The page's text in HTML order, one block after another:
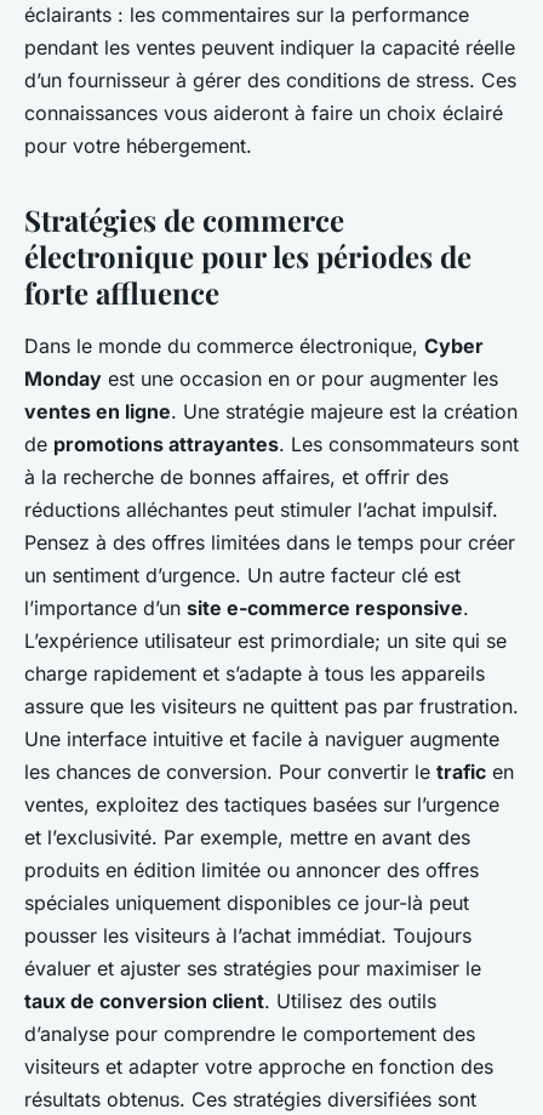
éclairants : les commentaires sur la performance
pendant les ventes peuvent indiquer la capacité réelle
d’un fournisseur à gérer des conditions de stress. Ces
connaissances vous aideront à faire un choix éclairé
pour votre hébergement.
Stratégies de commerce
électronique pour les périodes de
forte affluence
Dans le monde du commerce électronique, Cyber
Monday est une occasion en or pour augmenter les
ventes en ligne. Une stratégie majeure est la création
de promotions attrayantes. Les consommateurs sont
à la recherche de bonnes affaires, et offrir des
réductions alléchantes peut stimuler l’achat impulsif.
Pensez à des offres limitées dans le temps pour créer
un sentiment d’urgence. Un autre facteur clé est
l’importance d’un site e-commerce responsive.
L’expérience utilisateur est primordiale; un site qui se
charge rapidement et s’adapte à tous les appareils
assure que les visiteurs ne quittent pas par frustration.
Une interface intuitive et facile à naviguer augmente
les chances de conversion. Pour convertir le trafic en
ventes, exploitez des tactiques basées sur l’urgence
et l’exclusivité. Par exemple, mettre en avant des
produits en édition limitée ou annoncer des offres
spéciales uniquement disponibles ce jour-là peut
pousser les visiteurs à l’achat immédiat. Toujours
évaluer et ajuster ses stratégies pour maximiser le
taux de conversion client. Utilisez des outils
d’analyse pour comprendre le comportement des
visiteurs et adapter votre approche en fonction des
résultats obtenus. Ces stratégies diversifiées sont